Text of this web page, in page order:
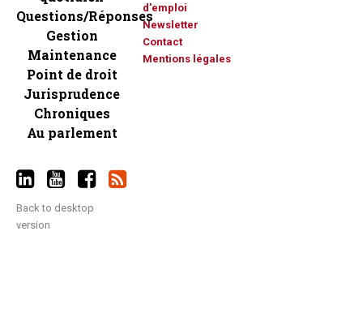
Questions/Réponses
Gestion
Maintenance
Point de droit
Jurisprudence
Chroniques
Au parlement
d'emploi
Newsletter
Contact
Mentions légales
Back to desktop
version